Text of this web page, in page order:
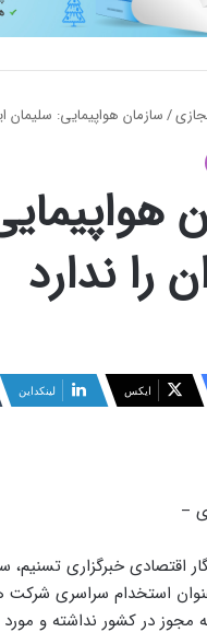
/سازمان هواپیمایی: سلیمان
را ندارد
ایکس لینکداین
–
اقتصادی خبرگزاری
استخدام سراسری شرکت
در کشور نداشته و